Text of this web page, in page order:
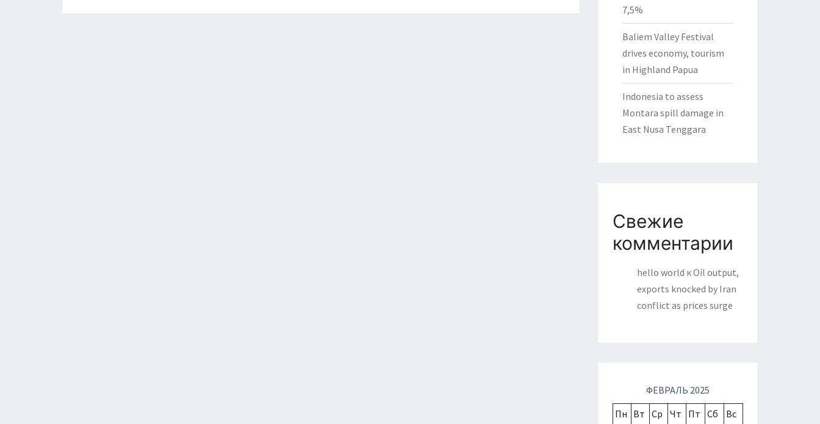
7,5%
Baliem Valley Festival
drives economy, tourism
in Highland Papua
Indonesia to assess
Montara spill damage in
East Nusa Tenggara
Свежие
комментарии
hello world кOil output,
exports knocked by Iran
conflict as prices surge
ФЕВРАЛЬ 2025
Пн Вт Ср Чт Пт Сб Вс